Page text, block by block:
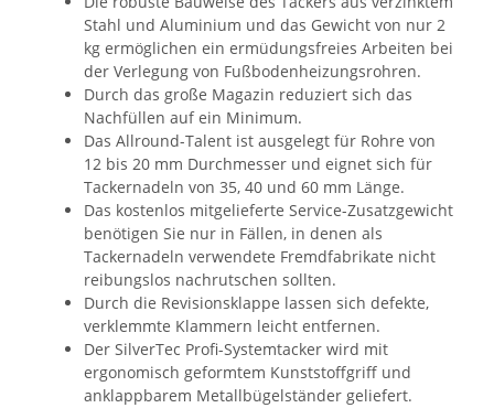
Stahl und Aluminium und das Gewicht von nur 2
kg ermöglichen ein ermüdungsfreies Arbeiten bei
der Verlegung von Fußbodenheizungsrohren.
Durch das große Magazin reduziert sich das
Nachfüllen auf ein Minimum.
Das Allround-Talent ist ausgelegt für Rohre von
12 bis 20 mm Durchmesser und eignet sich für
Tackernadeln von 35, 40 und 60 mm Länge.
Das kostenlos mitgelieferte Service-Zusatzgewicht
benötigen Sie nur in Fällen, in denen als
Tackernadeln verwendete Fremdfabrikate nicht
reibungslos nachrutschen sollten.
Durch die Revisionsklappe lassen sich defekte,
verklemmte Klammern leicht entfernen.
Der SilverTec Profi-Systemtacker wird mit
ergonomisch geformtem Kunststoffgriff und
anklappbarem Metallbügelständer geliefert.